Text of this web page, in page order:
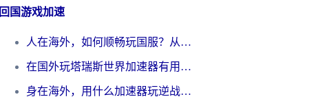
回国游戏加速
人在海外，如何顺畅玩国服？从《王者荣耀》到《云图计划》的加速器终极指南
在国外玩塔瑞斯世界加速器有用吗？海外玩家亲测后的真实答案
身在海外，用什么加速器玩逆战才能告别延迟？